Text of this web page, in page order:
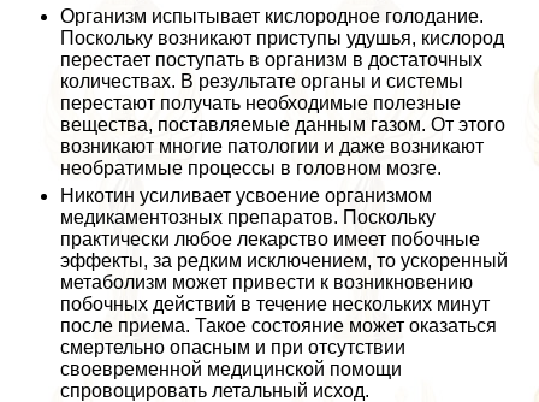
Организм испытывает кислородное голодание.
Поскольку возникают приступы удушья, кислород
перестает поступать в организм в достаточных
количествах. В результате органы и системы
перестают получать необходимые полезные
вещества, поставляемые данным газом. От этого
возникают многие патологии и даже возникают
необратимые процессы в головном мозге.
Никотин усиливает усвоение организмом
медикаментозных препаратов. Поскольку
пpaктически любое лекарство имеет побочные
эффекты, за редким исключением, то ускоренный
метаболизм может привести к возникновению
побочных действий в течение нескольких минут
после приема. Такое состояние может оказаться
cмepтельно опасным и при отсутствии
своевременной медицинской помощи
спровоцировать летальный исход.